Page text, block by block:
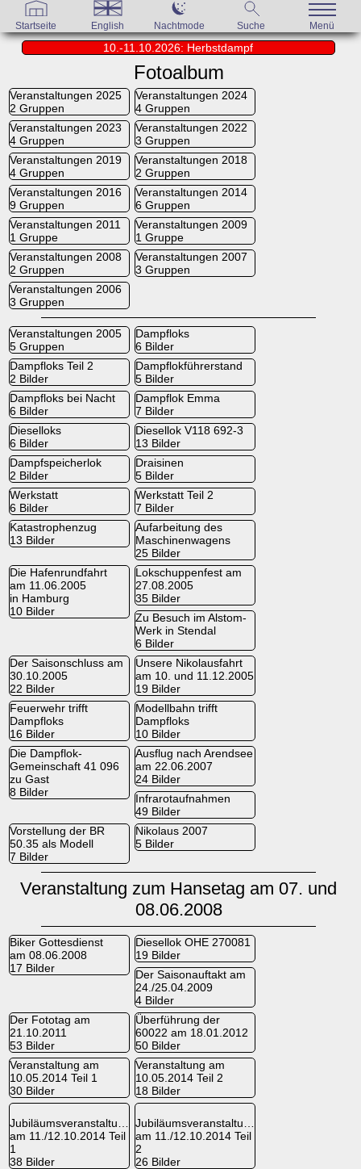
Startseite English Nachtmode Suche Menü
10.-11.10.2026: Herbstdampf
Fotoalbum
Veranstaltungen 2025
2 Gruppen
Veranstaltungen 2024
4 Gruppen
Veranstaltungen 2023
4 Gruppen
Veranstaltungen 2022
3 Gruppen
Veranstaltungen 2019
4 Gruppen
Veranstaltungen 2018
2 Gruppen
Veranstaltungen 2016
9 Gruppen
Veranstaltungen 2014
6 Gruppen
Veranstaltungen 2011
1 Gruppe
Veranstaltungen 2009
1 Gruppe
Veranstaltungen 2008
2 Gruppen
Veranstaltungen 2007
3 Gruppen
Veranstaltungen 2006
3 Gruppen
Veranstaltungen 2005
5 Gruppen
Dampfloks
6 Bilder
Dampfloks Teil 2
2 Bilder
Dampflokführerstand
5 Bilder
Dampfloks bei Nacht
6 Bilder
Dampflok Emma
7 Bilder
Dieselloks
6 Bilder
Diesellok V118 692-3
13 Bilder
Dampfspeicherlok
2 Bilder
Draisinen
5 Bilder
Werkstatt
6 Bilder
Werkstatt Teil 2
7 Bilder
Katastrophenzug
13 Bilder
Aufarbeitung des
Maschinenwagens
25 Bilder
Die Hafenrundfahrt
am 11.06.2005
in Hamburg
10 Bilder
Lokschuppenfest am
27.08.2005
35 Bilder
Zu Besuch im Alstom-
Werk in Stendal
6 Bilder
Der Saisonschluss am
30.10.2005
22 Bilder
Unsere Nikolausfahrt
am 10. und 11.12.2005
19 Bilder
Feuerwehr trifft
Dampfloks
16 Bilder
Modellbahn trifft
Dampfloks
10 Bilder
Die Dampflok-
Gemeinschaft 41 096
zu Gast
8 Bilder
Ausflug nach Arendsee
am 22.06.2007
24 Bilder
Infrarotaufnahmen
49 Bilder
Vorstellung der BR
50.35 als Modell
7 Bilder
Nikolaus 2007
5 Bilder
Veranstaltung zum Hansetag am 07. und
08.06.2008
Biker Gottesdienst
am 08.06.2008
17 Bilder
Diesellok OHE 270081
19 Bilder
Der Saisonauftakt am
24./25.04.2009
4 Bilder
Der Fototag am
21.10.2011
53 Bilder
Überführung der
60022 am 18.01.2012
50 Bilder
Veranstaltung am
10.05.2014 Teil 1
30 Bilder
Veranstaltung am
10.05.2014 Teil 2
18 Bilder
Jubiläumsveranstaltung
am 11./12.10.2014 Teil
1
38 Bilder
Jubiläumsveranstaltung
am 11./12.10.2014 Teil
2
26 Bilder